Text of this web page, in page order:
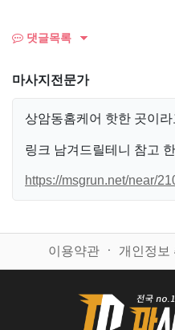
댓글목록
마사지전문가
상암동홈케어 핫한 곳이라
링크 남겨드릴테니 참고
https://msgrun.net/near/
이용약관 ㆍ 개인정보